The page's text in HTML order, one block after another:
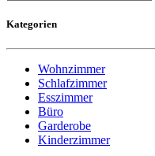
Kategorien
Wohnzimmer
Schlafzimmer
Esszimmer
Büro
Garderobe
Kinderzimmer